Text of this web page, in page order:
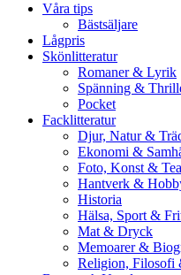
Våra tips
Bästsäljare
Lågpris
Skönlitteratur
Romaner & Lyrik
Spänning &
Pocket
Facklitteratur
Djur, Natur &
Ekonomi &
Foto, Konst &
Hantverk &
Historia
Hälsa, Sport &
Mat & Dryck
Memoarer &
Religion, Filosofi